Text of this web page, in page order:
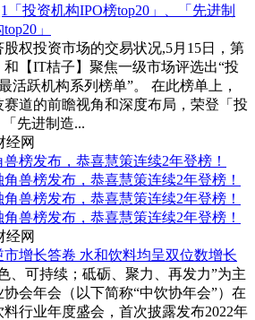
「投资机构IPO榜top20」、「先进制
」
权投资市场的交易状况,5月15日，第
【IT桔子】聚焦一级市场评选出“投
活跃机构系列榜单”。 在此榜单上，
道的前瞻视角和深度布局，荣登「投
先进制造...
经网
榜发布，恭喜慧策连续2年登榜！
经网
市增长答卷 水和饮料均呈双位数增长
、可持续；砥砺、聚力、再发力”为主
会年会（以下简称“中饮协年会”）在
料行业年度盛会，首次披露发布2022年